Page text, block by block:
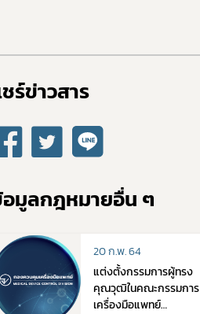
ร์ข่าวสาร​
มูลกฎหมายอื่น ๆ
20 ก.พ. 64
แต่งตั้งกรรมการผู้ทรง
คุณวุฒิในคณะกรรมการ
เครื่องมือแพทย์